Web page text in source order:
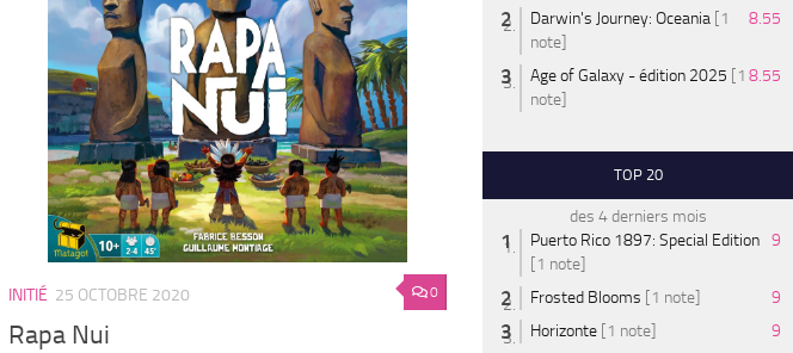
0
INITIÉ 25 OCTOBRE 2020
Rapa Nui
Darwin's Journey: Oceania [1
note]
8.55
Age of Galaxy - édition 2025 [1
note]
8.55
TOP 20
des 4 derniers mois
Puerto Rico 1897: Special Edition
[1 note]
9
Frosted Blooms [1 note]
9
Horizonte [1 note]
9